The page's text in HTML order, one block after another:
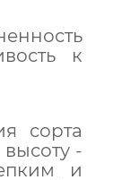
к
сорта
-
и